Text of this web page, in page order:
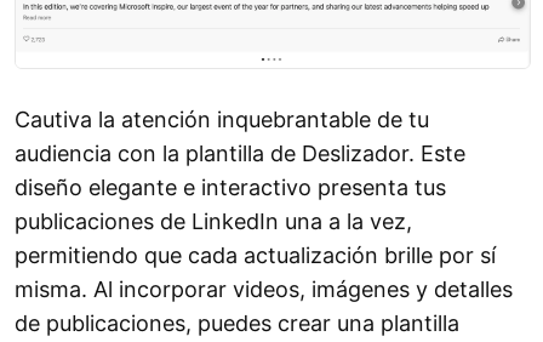
Cautiva la atención inquebrantable de tu
audiencia con la plantilla de Deslizador. Este
diseño elegante e interactivo presenta tus
publicaciones de LinkedIn una a la vez,
permitiendo que cada actualización brille por sí
misma. Al incorporar videos, imágenes y detalles
de publicaciones, puedes crear una plantilla